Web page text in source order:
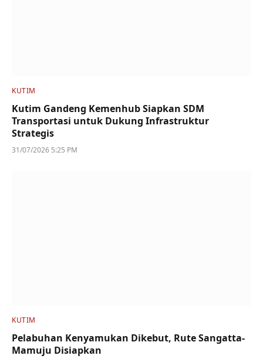
KUTIM
Kutim Gandeng Kemenhub Siapkan SDM
Transportasi untuk Dukung Infrastruktur
Strategis
31/07/2026 5:25 PM
KUTIM
Pelabuhan Kenyamukan Dikebut, Rute Sangatta-
Mamuju Disiapkan